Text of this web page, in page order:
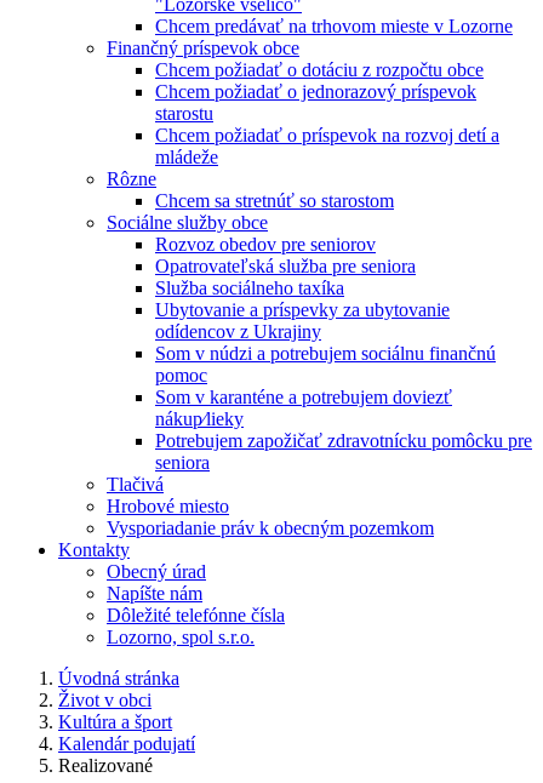
"Lozorské všelico"
Chcem predávať na trhovom mieste v Lozorne
Finančný príspevok obce
Chcem požiadať o dotáciu z rozpočtu obce
Chcem požiadať o jednorazový príspevok
starostu
Chcem požiadať o príspevok na rozvoj detí a
mládeže
Rôzne
Chcem sa stretnúť so starostom
Sociálne služby obce
Rozvoz obedov pre seniorov
Opatrovateľská služba pre seniora
Služba sociálneho taxíka
Ubytovanie a príspevky za ubytovanie
odídencov z Ukrajiny
Som v núdzi a potrebujem sociálnu finančnú
pomoc
Som v karanténe a potrebujem doviezť
nákup⁄lieky
Potrebujem zapožičať zdravotnícku pomôcku pre
seniora
Tlačivá
Hrobové miesto
Vysporiadanie práv k obecným pozemkom
Kontakty
Obecný úrad
Napíšte nám
Dôležité telefónne čísla
Lozorno, spol s.r.o.
Úvodná stránka
Život v obci
Kultúra a šport
Kalendár podujatí
Realizované